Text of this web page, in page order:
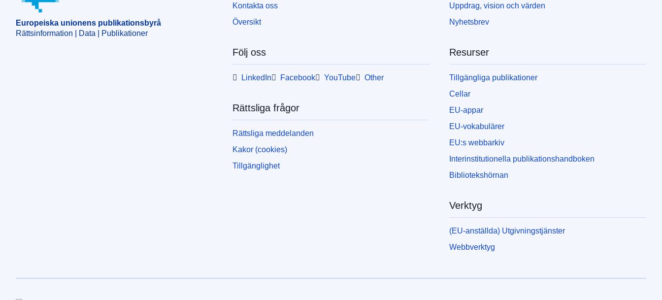
Europeiska unionens publikationsbyrå
Rättsinformation | Data | Publikationer
Kontakta oss
Översikt
Följ oss
LinkedIn Facebook YouTube Other
Rättsliga frågor
Rättsliga meddelanden
Kakor (cookies)
Tillgänglighet
Uppdrag, vision och värden
Nyhetsbrev
Resurser
Tillgängliga publikationer
Cellar
EU-appar
EU-vokabulärer
EU:s webbarkiv
Interinstitutionella publikationshandboken
Bibliotekshörnan
Verktyg
(EU-anställda) Utgivningstjänster
Webbverktyg